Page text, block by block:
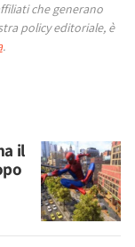
che generano
policy editoriale, è
.
il